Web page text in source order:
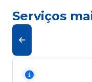
Serviços